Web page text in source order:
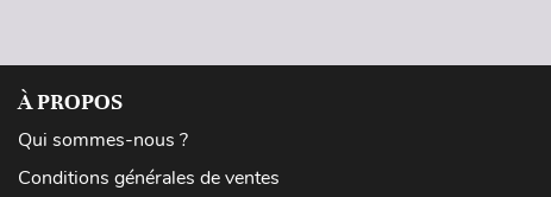
À PROPOS
Qui sommes-nous ?
Conditions générales de ventes